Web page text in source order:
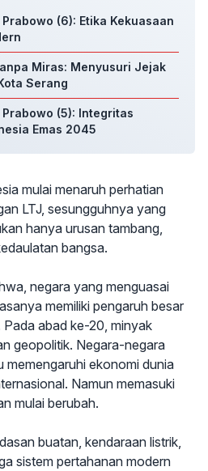
(6): Etika Kekuasaan
Miras: Menyusuri Jejak
Serang
(5): Integritas
Emas 2045
mulai menaruh perhatian
LTJ, sesungguhnya yang
hanya urusan tambang,
bangsa.
negara yang menguasai
memiliki pengaruh besar
abad ke-20, minyak
geopolitik. Negara-negara
memengaruhi ekonomi dunia
Namun memasuki
mulai berubah.
buatan, kendaraan listrik,
sistem pertahanan modern